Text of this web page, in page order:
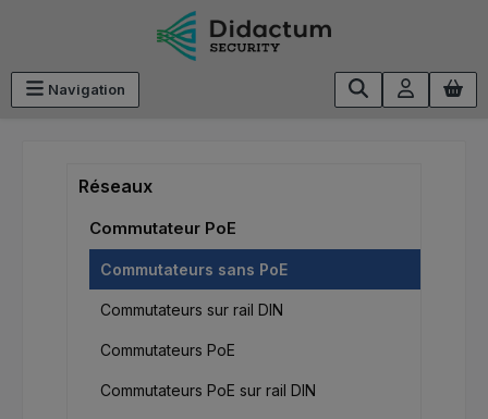
Passer au contenu principal
Navigation
Réseaux
Commutateur PoE
Commutateurs sans PoE
Commutateurs sur rail DIN
Commutateurs PoE
Commutateurs PoE sur rail DIN